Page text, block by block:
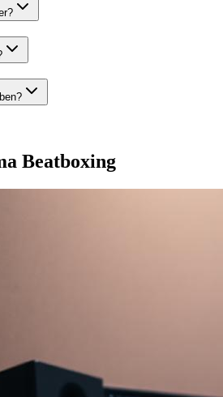
Beatboxing